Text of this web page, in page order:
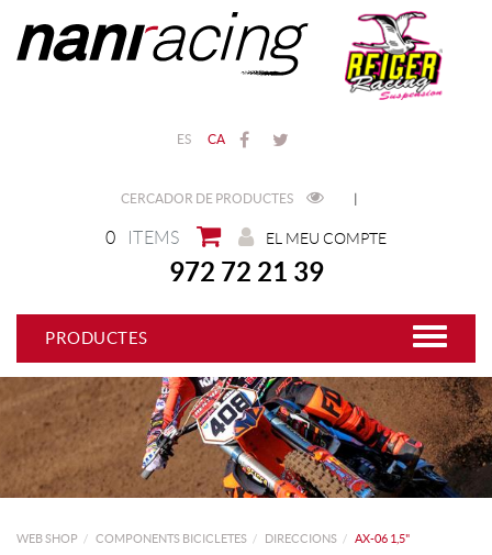
ES CA
CERCADOR DE PRODUCTES |
0 ITEMS EL MEU COMPTE
972 72 21 39
PRODUCTES
WEB SHOP COMPONENTS BICICLETES DIRECCIONS AX-06 1,5"